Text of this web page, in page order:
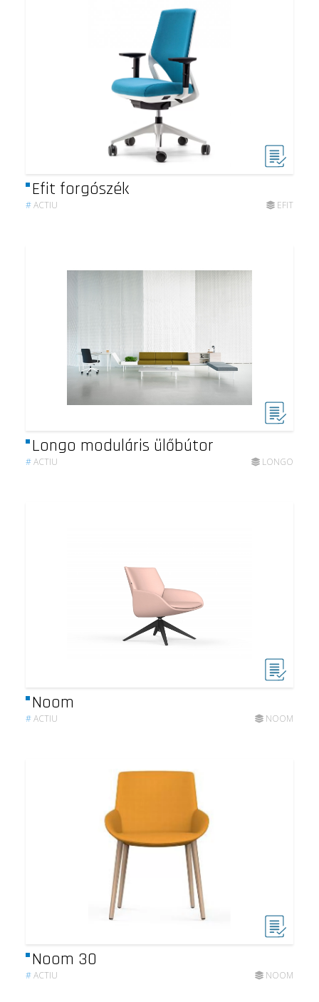
Efit forgószék
#ACTIU EFIT
Longo moduláris ülőbútor
#ACTIU LONGO
Noom
#ACTIU NOOM
Noom 30
#ACTIU NOOM